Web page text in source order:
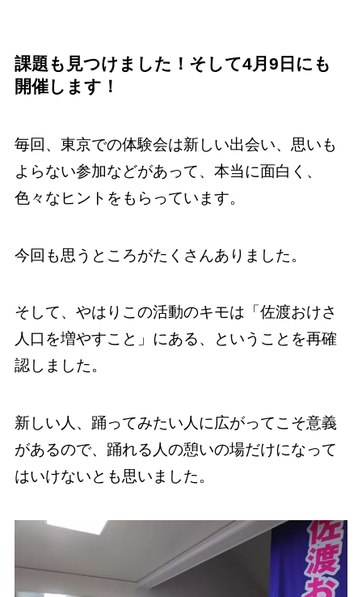
課題も見つけました！そして4月9日にも
開催します！
毎回、東京での体験会は新しい出会い、思いも
よらない参加などがあって、本当に面白く、
色々なヒントをもらっています。
今回も思うところがたくさんありました。
そして、やはりこの活動のキモは「佐渡おけさ
人口を増やすこと」にある、ということを再確
認しました。
新しい人、踊ってみたい人に広がってこそ意義
があるので、踊れる人の憩いの場だけになって
はいけないとも思いました。